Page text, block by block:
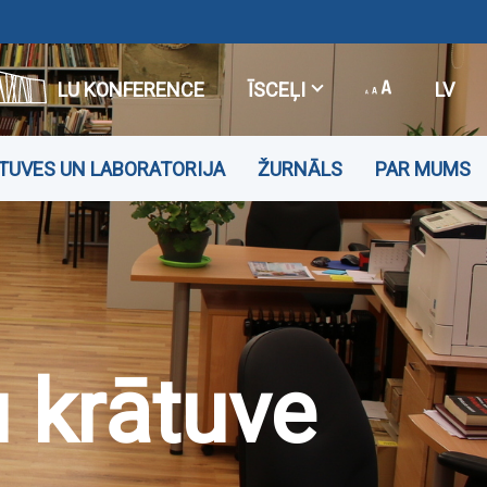
LU KONFERENCE ĪSCEĻI LV
UN LABORATORIJA ŽURNĀLS PAR MUMS
krātuve